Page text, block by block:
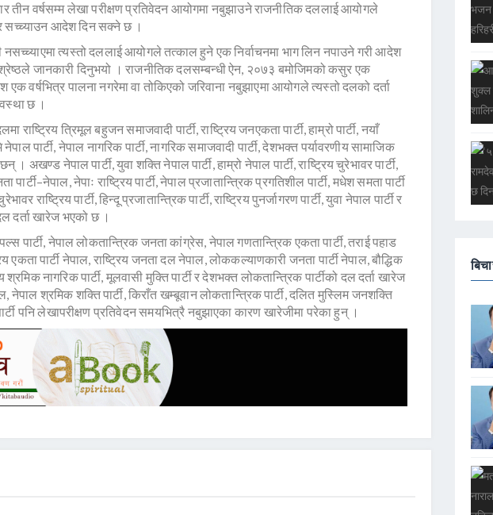
तीन वर्षसम्म लेखा परीक्षण प्रतिवेदन आयोगमा नबुझाउने राजनीतिक दललाई आयोगले
सच्च्याउन आदेश दिन सक्ने छ ।
नसच्च्याएमा त्यस्तो दललाई आयोगले तत्काल हुने एक निर्वाचनमा भाग लिन नपाउने गरी आदेश
जानकारी दिनुभयो । राजनीतिक दलसम्बन्धी ऐन, २०७३ बमोजिमको कसुर एक
एक वर्षभित्र पालना नगरेमा वा तोकिएको जरिवाना नबुझाएमा आयोगले त्यस्तो दलको दर्ता
छ ।
राष्ट्रिय त्रिमूल बहुजन समाजवादी पार्टी, राष्ट्रिय जनएकता पार्टी, हाम्रो पार्टी, नयाँ
पार्टी, नेपाल नागरिक पार्टी, नागरिक समाजवादी पार्टी, देशभक्त पर्यावरणीय सामाजिक
। अखण्ड नेपाल पार्टी, युवा शक्ति नेपाल पार्टी, हाम्रो नेपाल पार्टी, राष्ट्रिय चुरेभावर पार्टी,
पार्टी–नेपाल, नेपाः राष्ट्रिय पार्टी, नेपाल प्रजातान्त्रिक प्रगतिशील पार्टी, मधेश समता पार्टी
राष्ट्रिय पार्टी, हिन्दू प्रजातान्त्रिक पार्टी, राष्ट्रिय पुनर्जागरण पार्टी, युवा नेपाल पार्टी र
दर्ता खारेज भएको छ ।
पार्टी, नेपाल लोकतान्त्रिक जनता कांग्रेस, नेपाल गणतान्त्रिक एकता पार्टी, तराई पहाड
एकता पार्टी नेपाल, राष्ट्रिय जनता दल नेपाल, लोककल्याणकारी जनता पार्टी नेपाल, बौद्धिक
नागरिक पार्टी, मूलवासी मुक्ति पार्टी र देशभक्त लोकतान्त्रिक पार्टीको दल दर्ता खारेज
श्रमिक शक्ति पार्टी, किराँत खम्बूवान लोकतान्त्रिक पार्टी, दलित मुस्लिम जनशक्ति
पनि लेखापरीक्षण प्रतिवेदन समयभित्रै नबुझाएका कारण खारेजीमा परेका हुन् ।